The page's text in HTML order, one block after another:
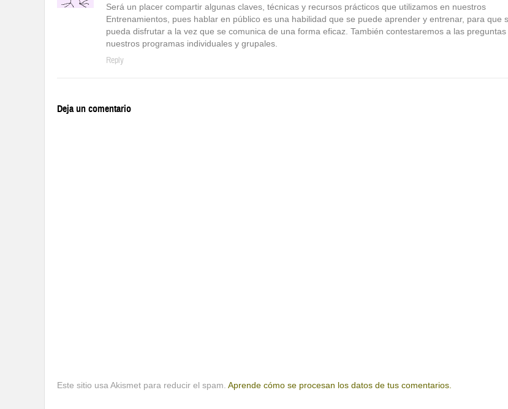
Será un placer compartir algunas claves, técnicas y recursos prácticos que utilizamos en nuestros
Entrenamientos, pues hablar en público es una habilidad que se puede aprender y entrenar, para que
pueda disfrutar a la vez que se comunica de una forma eficaz. También contestaremos a las preguntas
nuestros programas individuales y grupales.
Reply
Deja un comentario
Este sitio usa Akismet para reducir el spam. Aprende cómo se procesan los datos de tus comentarios.